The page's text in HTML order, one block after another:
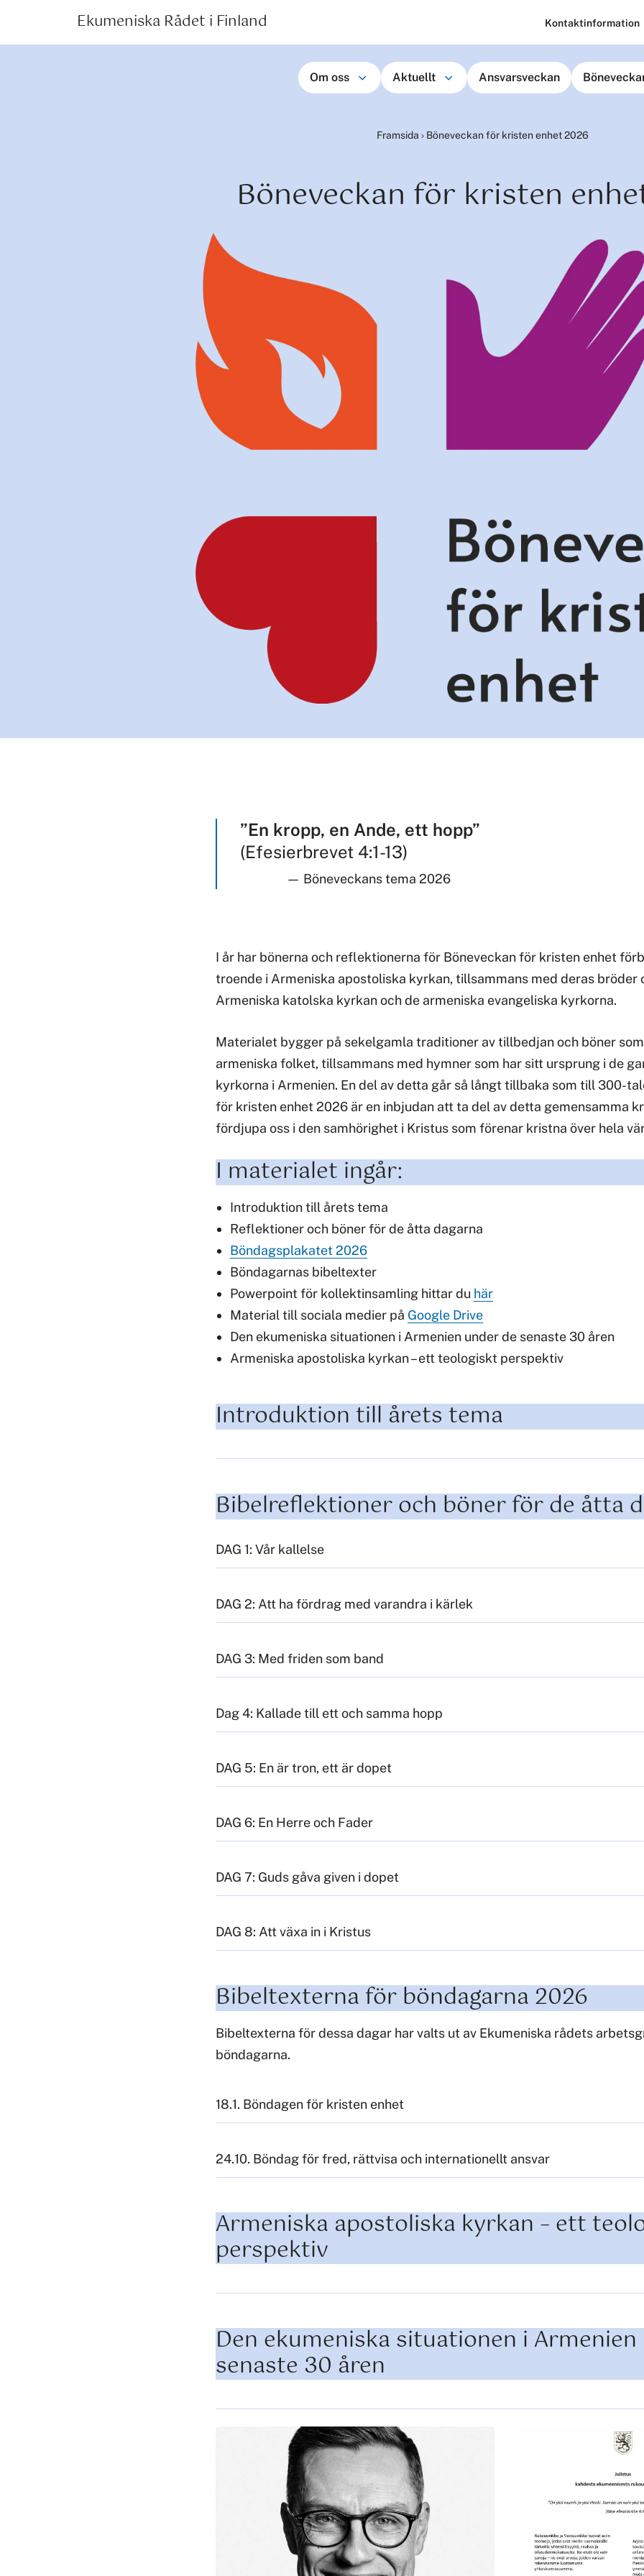
Ekumeniska Rådet i Finland Kontaktinformation
Om oss Aktuellt Ansvarsveckan
Framsida › Böneveckan för kristen enhet 2026
Böneveckan för kristen
”En kropp, en Ande, ett hopp”
(Efesierbrevet 4:1-13)
Böneveckans tema 2026
I år har bönerna och reflektionerna för Böneveckan för kristen enhet
troende i Armeniska apostoliska kyrkan, tillsammans med deras bröder
Armeniska katolska kyrkan och de armeniska evangeliska kyrkorna.
Materialet bygger på sekelgamla traditioner av tillbedjan och böner
armeniska folket, tillsammans med hymner som har sitt ursprung i de
kyrkorna i Armenien. En del av detta går så långt tillbaka som till 300-
för kristen enhet 2026 är en inbjudan att ta del av detta gemensamma
fördjupa oss i den samhörighet i Kristus som förenar kristna över hela
I materialet ingår:
Introduktion till årets tema
Reflektioner och böner för de åtta dagarna
Böndagsplakatet 2026
Böndagarnas bibeltexter
Powerpoint för kollektinsamling hittar du här
Material till sociala medier på Google Drive
Den ekumeniska situationen i Armenien under de senaste 30 åren
Armeniska apostoliska kyrkan – ett teologiskt perspektiv
Introduktion till årets tema
Bibelreflektioner och böner för de åtta
DAG 1: Vår kallelse
DAG 2: Att ha fördrag med varandra i kärlek
DAG 3: Med friden som band
Dag 4: Kallade till ett och samma hopp
DAG 5: En är tron, ett är dopet
DAG 6: En Herre och Fader
DAG 7: Guds gåva given i dopet
DAG 8: Att växa in i Kristus
Bibeltexterna för böndagarna 2026
Bibeltexterna för dessa dagar har valts ut av Ekumeniska rådets
böndagarna.
18.1. Böndagen för kristen enhet
24.10. Böndag för fred, rättvisa och internationellt ansvar
Armeniska apostoliska kyrkan – ett
perspektiv
Den ekumeniska situationen i
senaste 30 åren